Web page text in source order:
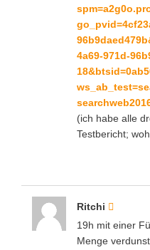
4a69-971d-
(ich habe alle
Testbericht;
Ritchi
19h mit einer
Menge